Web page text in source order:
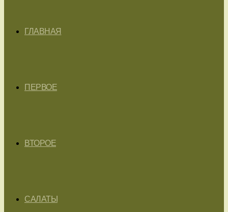
ГЛАВНАЯ
ПЕРВОЕ
ВТОРОЕ
САЛАТЫ